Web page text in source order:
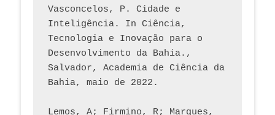
Vasconcelos, P. Cidade e
Inteligência. In Ciência,
Tecnologia e Inovação para o
Desenvolvimento da Bahia.,
Salvador, Academia de Ciência da
Bahia, maio de 2022.
Lemos, A; Firmino, R; Marques,